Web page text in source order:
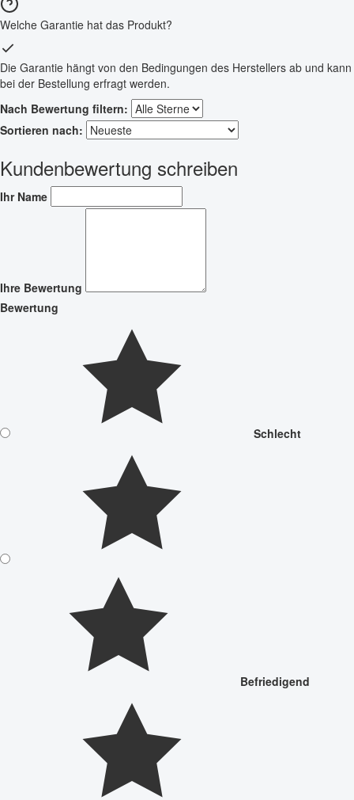
Welche Garantie hat das Produkt?
Die Garantie hängt von den Bedingungen des Herstellers ab und kann
bei der Bestellung erfragt werden.
Nach Bewertung filtern:
Sortieren nach:
Kundenbewertung schreiben
Ihr Name
Ihre Bewertung
Bewertung
Schlecht
Befriedigend